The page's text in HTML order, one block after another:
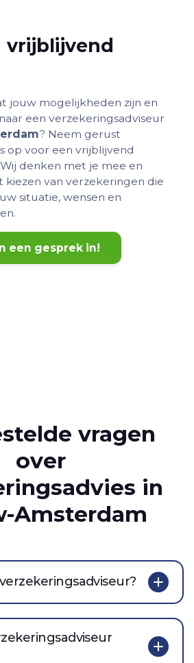
vrijblijvend
jouw mogelijkheden zijn en
een verzekeringsadviseur
? Neem gerust
op voor een vrijblijvend
denken met je mee en
kiezen van verzekeringen die
situatie, wensen en
een gesprek in!
vragen
over
in
Amsterdam